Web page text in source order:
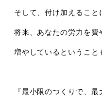
そして、付け加えること
将来、あなたの労力を
増やしているということ
『最小限のつくりで、最